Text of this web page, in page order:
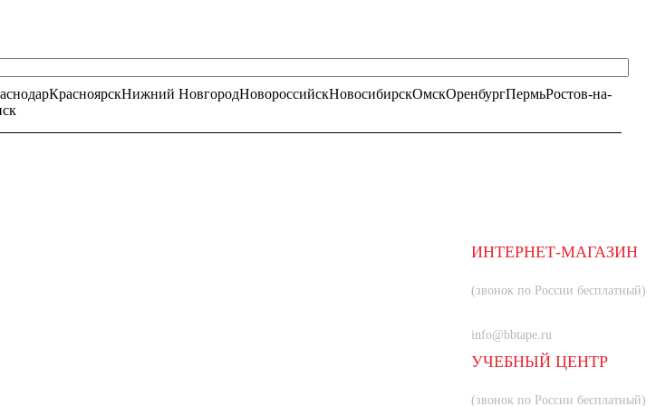
КрасноярскНижний НовгородНовороссийскНовосибирскОмскОренбургПермьРостов-на-
ИНТЕРНЕТ-МАГАЗИН
(звонок по России бесплатный)
info@bbtape.ru
УЧЕБНЫЙ ЦЕНТР
(звонок по России бесплатный)